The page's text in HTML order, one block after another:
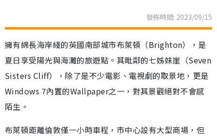
發佈時間: 2023/09/15
擁有綿長海岸綫的英國南部城市布萊頓（Brighton），是
夏日享受陽光與海灘的旅遊點。其毗鄰的七姊妹崖（Seven
Sisters Cliff），除了是不少電影、電視劇的取景地，更是
Windows 7內置的Wallpaper之一，對其景觀絕對不會感
陌生。
布萊頓距離倫敦僅一小時車程，市中心設有大型商場，但